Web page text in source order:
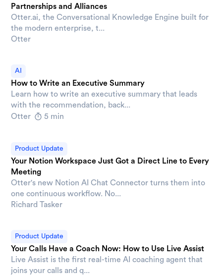
Partnerships and Alliances
Otter.ai, the Conversational Knowledge Engine built for
the modern enterprise, t...
Otter
AI
How to Write an Executive Summary
Learn how to write an executive summary that leads
with the recommendation, back...
Otter
5 min
Product Update
Your Notion Workspace Just Got a Direct Line to Every
Meeting
Otter's new Notion AI Chat Connector turns them into
one continuous workflow. No...
Richard Tasker
Product Update
Your Calls Have a Coach Now: How to Use Live Assist
Live Assist is the first real-time AI coaching agent that
joins your calls and q...